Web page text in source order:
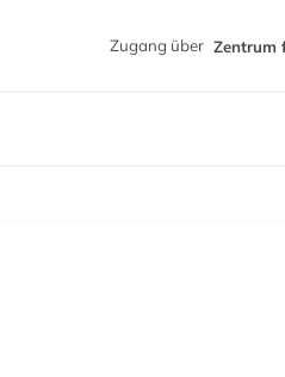
Zugang über Zentrum